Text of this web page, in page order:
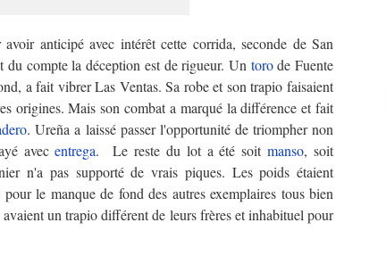
avoir anticipé avec intérêt cette corrida, seconde de San
compte la déception est de rigueur. Un torode Fuente
a fait vibrer Las Ventas. Sa robe et son trapio faisaient
origines. Mais son combat a marqué la différence et fait
. Ureña a laissé passer l'opportunité de triompher non
avecentrega. Le reste du lot a été soitmanso, soit
n'a pas supporté de vrais piques. Les poids étaient
le manque de fond des autres exemplaires tous bien
un trapio différent de leurs frères et inhabituel pour